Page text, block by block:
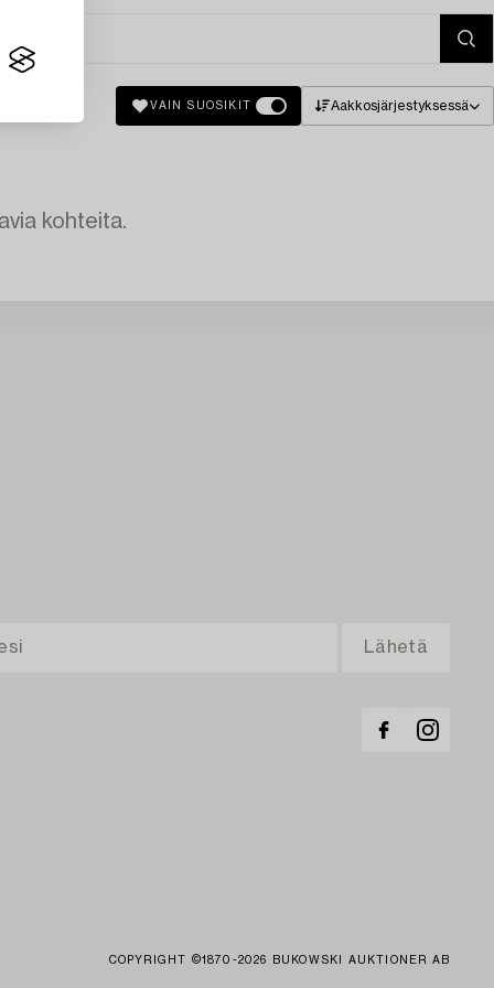
VAIN SUOSIKIT Aakkosjärjestyksessä
kohteita.
COPYRIGHT ©1870-2026 BUKOWSKI AUKTIONER AB